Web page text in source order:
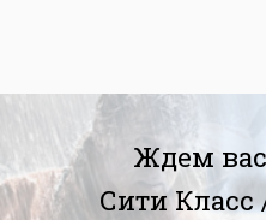
Ждем вас
Сити